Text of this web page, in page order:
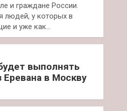
и граждане России.
людей, у которых в
и уже как…
выполнять
Еревана в Москву